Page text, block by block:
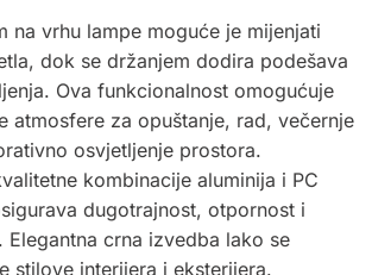
na vrhu lampe moguće je mijenjati
dok se držanjem dodira podešava
Ova funkcionalnost omogućuje
atmosfere za opuštanje, rad, večernje
osvjetljenje prostora.
kombinacije aluminija i PC
dugotrajnost, otpornost i
Elegantna crna izvedba lako se
stilove interijera i eksterijera.